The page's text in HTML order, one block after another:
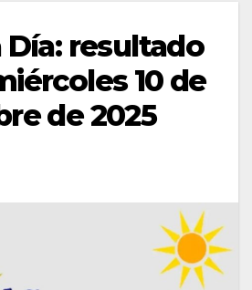
Día: resultado
10 de
de 2025